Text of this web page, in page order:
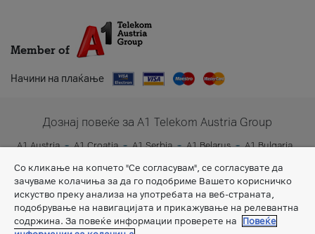
Member of
Начини на плаќање
Дознај повеќе за A1 Telekom Austria Group
A1 Austria A1 Croatia A1 Serbia A1 Belarus
A1 Bulgaria
Со кликање на копчето "Се согласувам", се согласувате да
зачуваме колачиња за да го подобриме Вашето корисничко
искуство преку анализа на употребата на веб-страната,
подобрување на навигацијата и прикажување на релевантна
содржина. За повеќе информации проверете на
Повеќе